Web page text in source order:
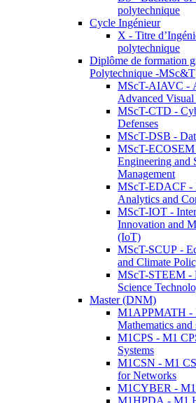
polytechnique
Cycle Ingénieur
X - Titre
polytechnique
Diplôme de formation
Polytechnique -MSc&T
MScT-AIAVC -
Advanced
MScT-CTD -
Defenses
MScT-DSB -
MScT-
Engineering and
Management
MScT-EDACF -
Analytics and
MScT-IOT -
Innovation and
(IoT)
MScT-SCUP -
and Climate
MScT-STEEM -
Science
Master (DNM)
M1APPMATH -
Mathematics and
M1CPS - M1
Systems
M1CSN - M1
for Networks
M1CYBER - M1
M1HPDA - M1